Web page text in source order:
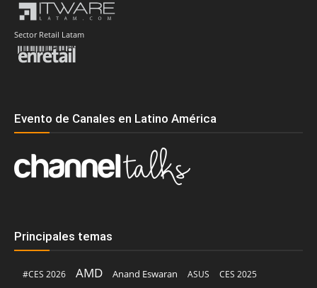
Sector Retail Latam
Evento de Canales en Latino América
Principales temas
#CES 2026 AMD Anand Eswaran ASUS
CES 2025